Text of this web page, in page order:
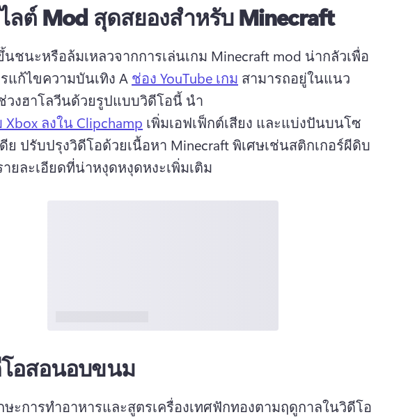
ลต์ Mod สุดสยองสำหรับ Minecraft
ชนะหรือล้มเหลวจากการเล่นเกม Minecraft mod น่ากลัวเพื่อ
แก้ไขความบันเทิง A ช่อง YouTube เกม สามารถอยู่ในแนว
วงฮาโลวีนด้วยรูปแบบวิดีโอนี้ นำ
Xbox ลงใน Clipchamp เพิ่มเอฟเฟ็กต์เสียง และแบ่งปันบนโซ
ย ปรับปรุงวิดีโอด้วยเนื้อหา Minecraft พิเศษเช่นสติกเกอร์ผีดิบ
ยละเอียดที่น่าหงุดหงุดหงะเพิ่มเติม
อสอนอบขนม
ะการทําอาหารและสูตรเครื่องเทศฟักทองตามฤดูกาลในวิดีโอ